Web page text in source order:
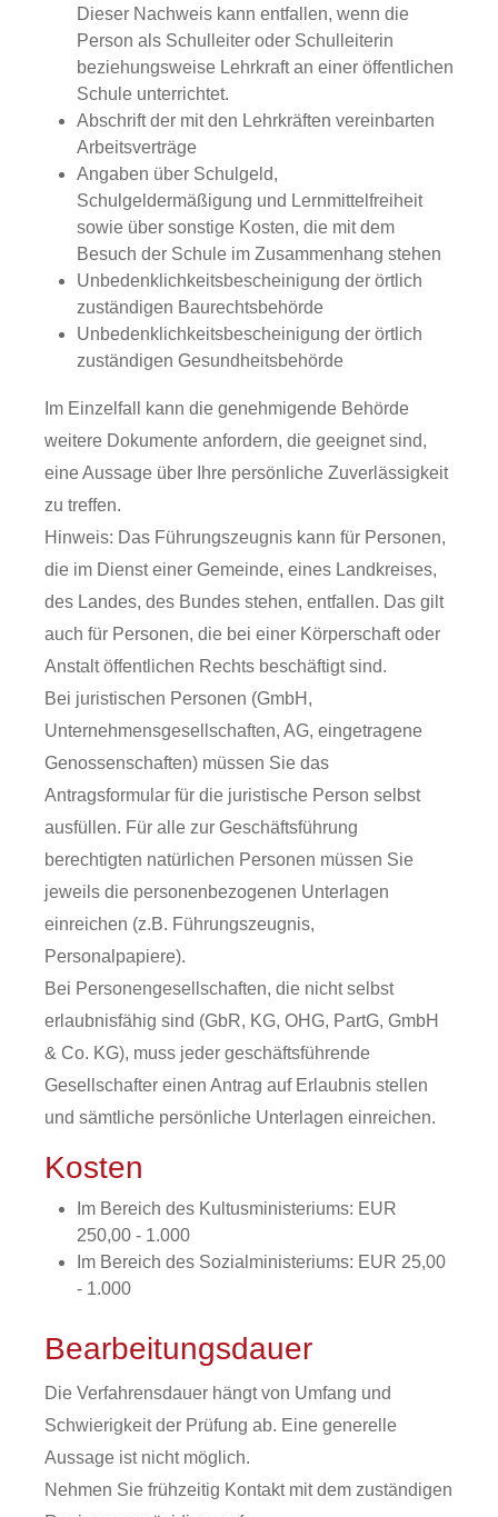
Dieser Nachweis kann entfallen, wenn die
Person als Schulleiter oder Schulleiterin
beziehungsweise Lehrkraft an einer öffentlichen
Schule unterrichtet.
Abschrift der mit den Lehrkräften vereinbarten
Arbeitsverträge
Angaben über Schulgeld,
Schulgeldermäßigung und Lernmittelfreiheit
sowie über sonstige Kosten, die mit dem
Besuch der Schule im Zusammenhang stehen
Unbedenklichkeitsbescheinigung der örtlich
zuständigen Baurechtsbehörde
Unbedenklichkeitsbescheinigung der örtlich
zuständigen Gesundheitsbehörde
Im Einzelfall kann die genehmigende Behörde
weitere Dokumente anfordern, die geeignet sind,
eine Aussage über Ihre persönliche Zuverlässigkeit
zu treffen.
Hinweis: Das Führungszeugnis kann für Personen,
die im Dienst einer Gemeinde, eines Landkreises,
des Landes, des Bundes stehen, entfallen. Das gilt
auch für Personen, die bei einer Körperschaft oder
Anstalt öffentlichen Rechts beschäftigt sind.
Bei juristischen Personen (GmbH,
Unternehmensgesellschaften, AG, eingetragene
Genossenschaften) müssen Sie das
Antragsformular für die juristische Person selbst
ausfüllen. Für alle zur Geschäftsführung
berechtigten natürlichen Personen müssen Sie
jeweils die personenbezogenen Unterlagen
einreichen (z.B. Führungszeugnis,
Personalpapiere).
Bei Personengesellschaften, die nicht selbst
erlaubnisfähig sind (GbR, KG, OHG, PartG, GmbH
& Co. KG), muss jeder geschäftsführende
Gesellschafter einen Antrag auf Erlaubnis stellen
und sämtliche persönliche Unterlagen einreichen.
Kosten
Im Bereich des Kultusministeriums: EUR
250,00 - 1.000
Im Bereich des Sozialministeriums: EUR 25,00
- 1.000
Bearbeitungsdauer
Die Verfahrensdauer hängt von Umfang und
Schwierigkeit der Prüfung ab. Eine generelle
Aussage ist nicht möglich.
Nehmen Sie frühzeitig Kontakt mit dem zuständigen